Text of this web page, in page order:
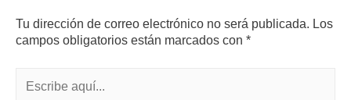
Tu dirección de correo electrónico no será publicada. Los
campos obligatorios están marcados con *